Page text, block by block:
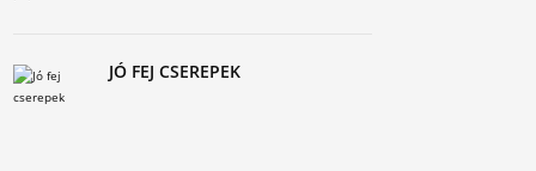
JÓ FEJ CSEREPEK